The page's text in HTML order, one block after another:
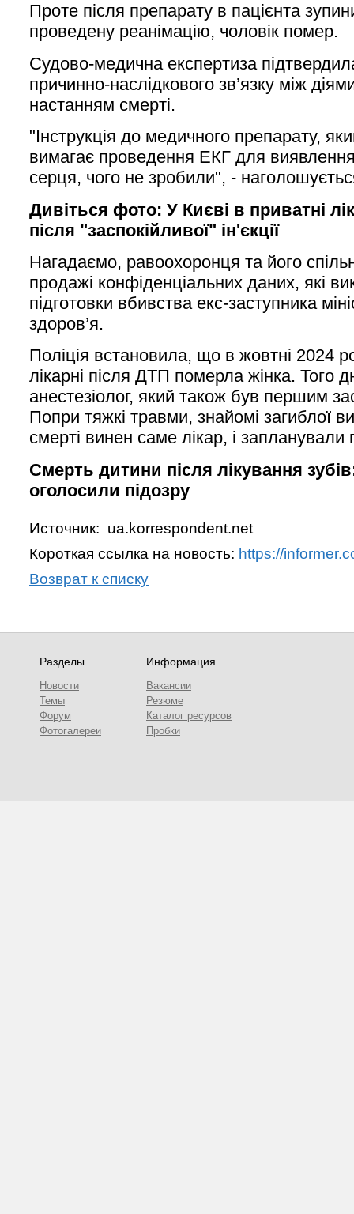
Проте після препарату в пацієнта
проведену реанімацію, чоловік помер.
Судово-медична експертиза
причинно-наслідкового зв’язку між
настанням смерті.
"Інструкція до медичного препарату,
вимагає проведення ЕКГ для
серця, чого не зробили", -
Дивіться фото: У Києві в приватні
після "заспокійливої" ін'єкції
Нагадаємо, равоохоронця та його
продажі конфіденціальних даних, які
підготовки вбивства екс-заступника
здоров’я.
Поліція встановила, що в жовтні 2024
лікарні після ДТП померла жінка. Того
анестезіолог, який також був першим
Попри тяжкі травми, знайомі загиблої
смерті винен саме лікар, і
Смерть дитини після лікування
оголосили підозру
Источник: ua.korrespondent.net
Короткая ссылка на новость: https://
Возврат к списку
Разделы
Новости
Темы
Форум
Фотогалереи
Информация
Вакансии
Резюме
Каталог ресурсов
Пробки